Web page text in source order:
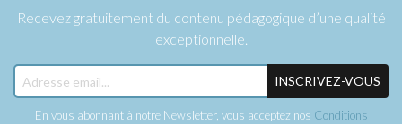
Recevez gratuitement du contenu pédagogique d’une qualité
exceptionnelle.
INSCRIVEZ-VOUS
En vous abonnant à notre Newsletter, vous acceptez nos Conditions